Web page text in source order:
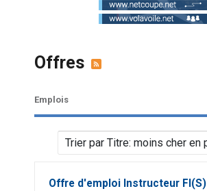
Offres
Emplois
Offre d'emploi Instructeur FI(S)